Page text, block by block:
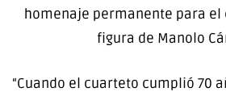
homenaje permanente para el
figura de Manolo
“Cuando el cuarteto cumplió 70